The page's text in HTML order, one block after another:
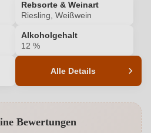
Rebsorte & Weinart
Riesling, Weißwein
Alkoholgehalt
12 %
Alle Details
12 %
Bewertungen